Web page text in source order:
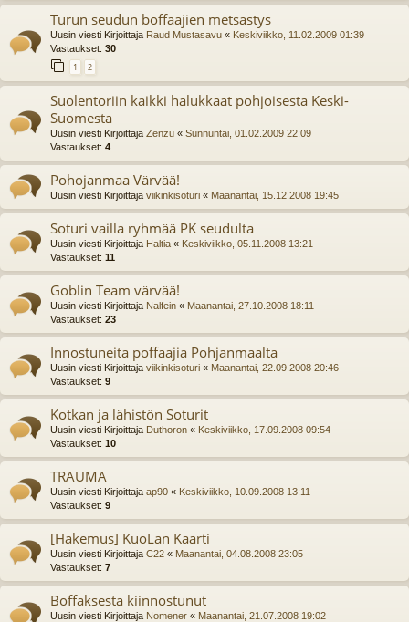
Turun seudun boffaajien metsästys
Uusin viesti Kirjoittaja Raud Mustasavu « Keskiviikko, 11.02.2009 01:39
Vastaukset: 30
1 2
Suolentoriin kaikki halukkaat pohjoisesta Keski-
Suomesta
Uusin viesti Kirjoittaja Zenzu « Sunnuntai, 01.02.2009 22:09
Vastaukset: 4
Pohojanmaa Värvää!
Uusin viesti Kirjoittaja viikinkisoturi « Maanantai, 15.12.2008 19:45
Soturi vailla ryhmää PK seudulta
Uusin viesti Kirjoittaja Haltia « Keskiviikko, 05.11.2008 13:21
Vastaukset: 11
Goblin Team värvää!
Uusin viesti Kirjoittaja Nalfein « Maanantai, 27.10.2008 18:11
Vastaukset: 23
Innostuneita poffaajia Pohjanmaalta
Uusin viesti Kirjoittaja viikinkisoturi « Maanantai, 22.09.2008 20:46
Vastaukset: 9
Kotkan ja lähistön Soturit
Uusin viesti Kirjoittaja Duthoron « Keskiviikko, 17.09.2008 09:54
Vastaukset: 10
TRAUMA
Uusin viesti Kirjoittaja ap90 « Keskiviikko, 10.09.2008 13:11
Vastaukset: 9
[Hakemus] KuoLan Kaarti
Uusin viesti Kirjoittaja C22 « Maanantai, 04.08.2008 23:05
Vastaukset: 7
Boffaksesta kiinnostunut
Uusin viesti Kirjoittaja Nomener « Maanantai, 21.07.2008 19:02